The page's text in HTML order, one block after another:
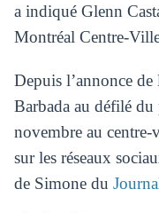
a indiqué Glenn
Montréal Centre-
Depuis l’annonce
Barbada au défilé
novembre au
sur les réseaux
de Simone du